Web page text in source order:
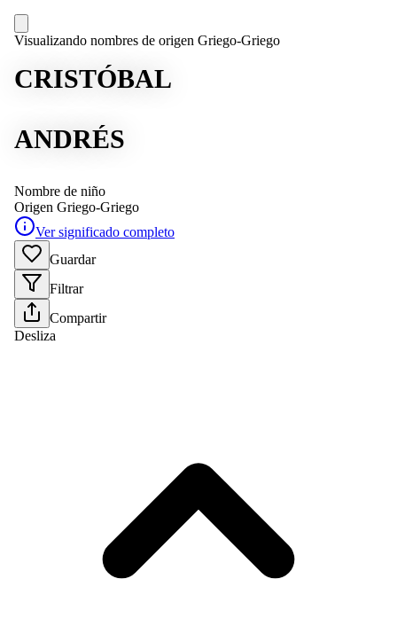
Visualizando nombres de origen Griego-Griego
CRISTÓBAL
ANDRÉS
Nombre de niño
Origen Griego-Griego
Ver significado completo
Guardar
Filtrar
Compartir
Desliza